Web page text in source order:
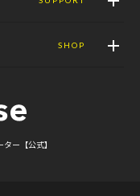
SHOP
ー【公式】